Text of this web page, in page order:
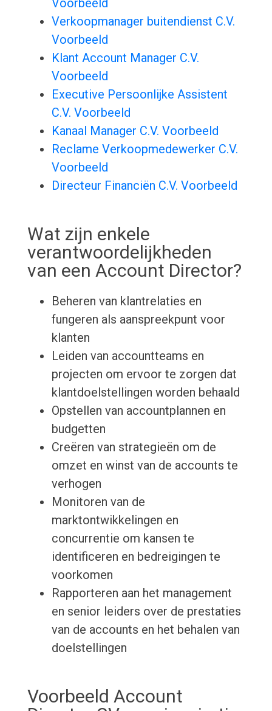
Voorbeeld
Verkoopmanager buitendienst C.V.
Voorbeeld
Klant Account Manager C.V.
Voorbeeld
Executive Persoonlijke Assistent
C.V. Voorbeeld
Kanaal Manager C.V. Voorbeeld
Reclame Verkoopmedewerker C.V.
Voorbeeld
Directeur Financiën C.V. Voorbeeld
Wat zijn enkele
verantwoordelijkheden
van een Account Director?
Beheren van klantrelaties en
fungeren als aanspreekpunt voor
klanten
Leiden van accountteams en
projecten om ervoor te zorgen dat
klantdoelstellingen worden behaald
Opstellen van accountplannen en
budgetten
Creëren van strategieën om de
omzet en winst van de accounts te
verhogen
Monitoren van de
marktontwikkelingen en
concurrentie om kansen te
identificeren en bedreigingen te
voorkomen
Rapporteren aan het management
en senior leiders over de prestaties
van de accounts en het behalen van
doelstellingen
Voorbeeld Account